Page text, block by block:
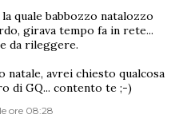
quale babbozzo natalozzo
girava tempo fa in rete...
da rileggere.
natale, avrei chiesto qualcosa
di GQ... contento te ;-)
ore 08:28